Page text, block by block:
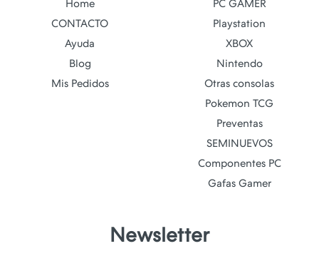
Home
CONTACTO
Ayuda
Blog
Mis Pedidos
PC GAMER
Playstation
XBOX
Nintendo
Otras consolas
Pokemon TCG
Preventas
SEMINUEVOS
Componentes PC
Gafas Gamer
Newsletter